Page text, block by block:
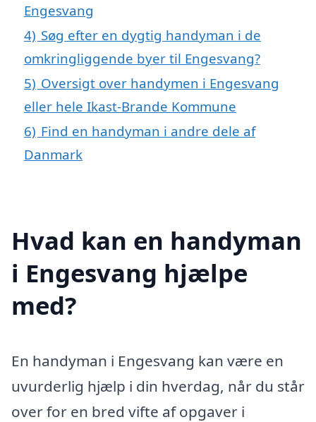
Engesvang
4) Søg efter en dygtig handyman i de
omkringliggende byer til Engesvang?
5) Oversigt over handymen i Engesvang
eller hele Ikast-Brande Kommune
6) Find en handyman i andre dele af
Danmark
Hvad kan en handyman
i Engesvang hjælpe
med?
En handyman i Engesvang kan være en
uvurderlig hjælp i din hverdag, når du står
over for en bred vifte af opgaver i